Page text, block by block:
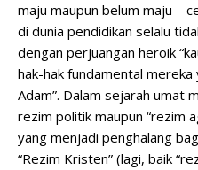
maju maupun belum
di dunia pendidikan selalu
dengan perjuangan heroik
hak-hak fundamental mereka
Adam”. Dalam sejarah umat
rezim politik maupun “rezim
yang menjadi penghalang
“Rezim Kristen” (lagi, baik